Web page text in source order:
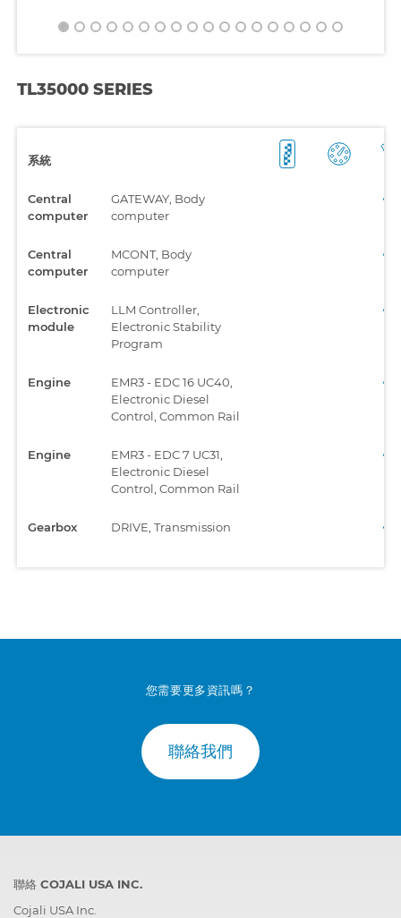
TL35000 SERIES
系統
Central
computer
GATEWAY, Body
computer
Central
computer
MCONT, Body
computer
Electronic
module
LLM Controller,
Electronic Stability
Program
Engine
EMR3 - EDC 16 UC40,
Electronic Diesel
Control, Common Rail
Engine
EMR3 - EDC 7 UC31,
Electronic Diesel
Control, Common Rail
Gearbox DRIVE, Transmission
您需要更多資訊嗎？
聯絡我們
聯絡 COJALI USA INC.
Cojali USA Inc.